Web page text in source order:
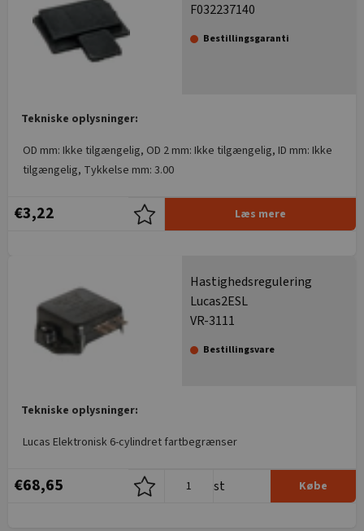
F032237140
Bestillingsgaranti
Tekniske oplysninger:
OD mm: Ikke tilgængelig, OD 2 mm: Ikke tilgængelig, ID mm: Ikke
tilgængelig, Tykkelse mm: 3.00
€3,22 Læs mere
Hastighedsregulering
Lucas2ESL
VR-3111
Bestillingsvare
Tekniske oplysninger:
Lucas Elektronisk 6-cylindret fartbegrænser
€68,65 st Købe